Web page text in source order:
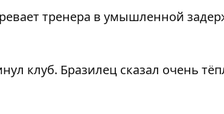
тренера в умышленной
клуб. Бразилец сказал очень